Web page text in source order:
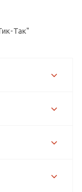
Так"